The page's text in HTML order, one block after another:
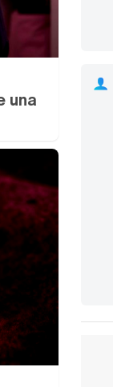
una